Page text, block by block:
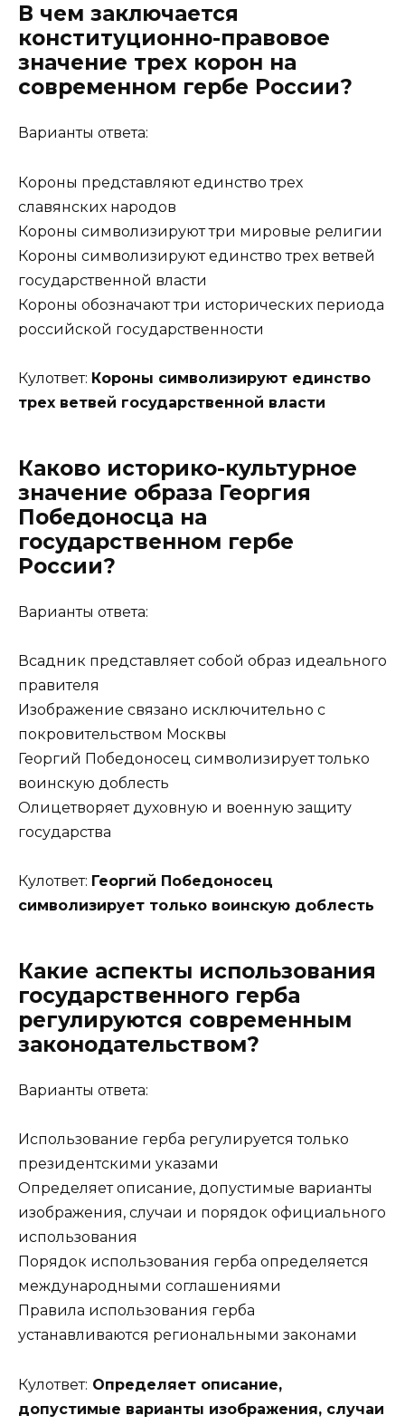
В чем заключается
конституционно-правовое
значение трех корон на
современном гербе России?
Варианты ответа:
Короны представляют единство трех
славянских народов
Короны символизируют три мировые религии
Короны символизируют единство трех ветвей
государственной власти
Короны обозначают три исторических периода
российской государственности
Кулответ: Короны символизируют единство
трех ветвей государственной власти
Каково историко-культурное
значение образа Георгия
Победоносца на
государственном гербе
России?
Варианты ответа:
Всадник представляет собой образ идеального
правителя
Изображение связано исключительно с
покровительством Москвы
Георгий Победоносец символизирует только
воинскую доблесть
Олицетворяет духовную и военную защиту
государства
Кулответ: Георгий Победоносец
символизирует только воинскую доблесть
Какие аспекты использования
государственного герба
регулируются современным
законодательством?
Варианты ответа:
Использование герба регулируется только
президентскими указами
Определяет описание, допустимые варианты
изображения, случаи и порядок официального
использования
Порядок использования герба определяется
международными соглашениями
Правила использования герба
устанавливаются региональными законами
Кулответ: Определяет описание,
допустимые варианты изображения, случаи